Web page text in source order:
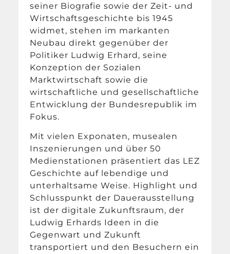
seiner Biografie sowie der Zeit- und
Wirtschaftsgeschichte bis 1945
widmet, stehen im markanten
Neubau direkt gegenüber der
Politiker Ludwig Erhard, seine
Konzeption der Sozialen
Marktwirtschaft sowie die
wirtschaftliche und gesellschaftliche
Entwicklung der Bundesrepublik im
Fokus.
Mit vielen Exponaten, musealen
Inszenierungen und über 50
Medienstationen präsentiert das LEZ
Geschichte auf lebendige und
unterhaltsame Weise. Highlight und
Schlusspunkt der Dauerausstellung
ist der digitale Zukunftsraum, der
Ludwig Erhards Ideen in die
Gegenwart und Zukunft
transportiert und den Besuchern ein